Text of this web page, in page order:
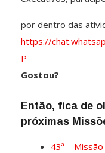
por dentro das
https://
P
Gostou?
Então, fica de
próximas
43ª –